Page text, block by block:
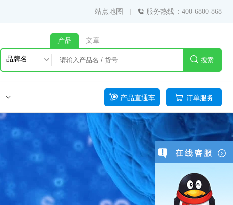
站点地图 服务热线：400-6800-868
产品 文章
品牌名 搜索
产品直通车 订单服务